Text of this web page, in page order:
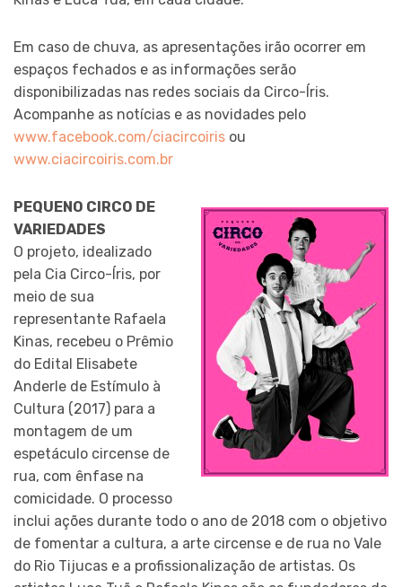
Em caso de chuva, as apresentações irão ocorrer em
espaços fechados e as informações serão
disponibilizadas nas redes sociais da Circo-Íris.
Acompanhe as notícias e as novidades pelo
www.facebook.com/ciacircoiris ou
www.ciacircoiris.com.br
PEQUENO CIRCO DE
VARIEDADES
O projeto, idealizado
pela Cia Circo-Íris, por
meio de sua
representante Rafaela
Kinas, recebeu o Prêmio
do Edital Elisabete
Anderle de Estímulo à
Cultura (2017) para a
montagem de um
espetáculo circense de
rua, com ênfase na
comicidade. O processo
inclui ações durante todo o ano de 2018 com o objetivo
de fomentar a cultura, a arte circense e de rua no Vale
do Rio Tijucas e a profissionalização de artistas. Os